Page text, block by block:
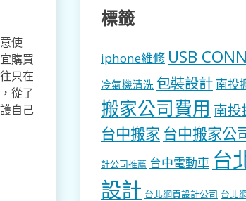
使
購買
只在
從了
自己
標籤
iphone維修 USB
冷氣機清洗 包裝設計 南投
搬家公司費用 南投
台中搬家 台中搬家公
計公司推薦 台中電動車 台
設計 台北網頁設計公司 台北